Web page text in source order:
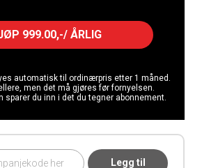
999.00,-/ ÅRLIG
automatisk til ordinærpris etter 1 måned.
men det må gjøres før fornyelsen.
sparer du inn i det du tegner abonnement.
Legg til